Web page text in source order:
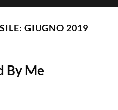
GIUGNO 2019
By Me